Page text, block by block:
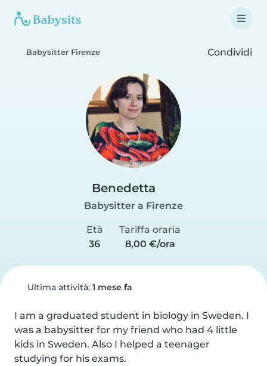
Babysitter Firenze Condividi
Benedetta
Babysitter a Firenze
Età
36
Tariffa oraria
8,00 €/ora
Ultima attività: 1 mese fa
I am a graduated student in biology in Sweden. I
was a babysitter for my friend who had 4 little
kids in Sweden. Also I helped a teenager
studying for his exams.